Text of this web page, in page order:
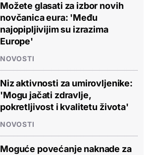
Možete glasati za izbor novih
novčanica eura: 'Među
najopipljivijim su izrazima
Europe'
NOVOSTI
Niz aktivnosti za umirovljenike:
'Mogu jačati zdravlje,
pokretljivost i kvalitetu života'
NOVOSTI
Moguće povećanje naknade za